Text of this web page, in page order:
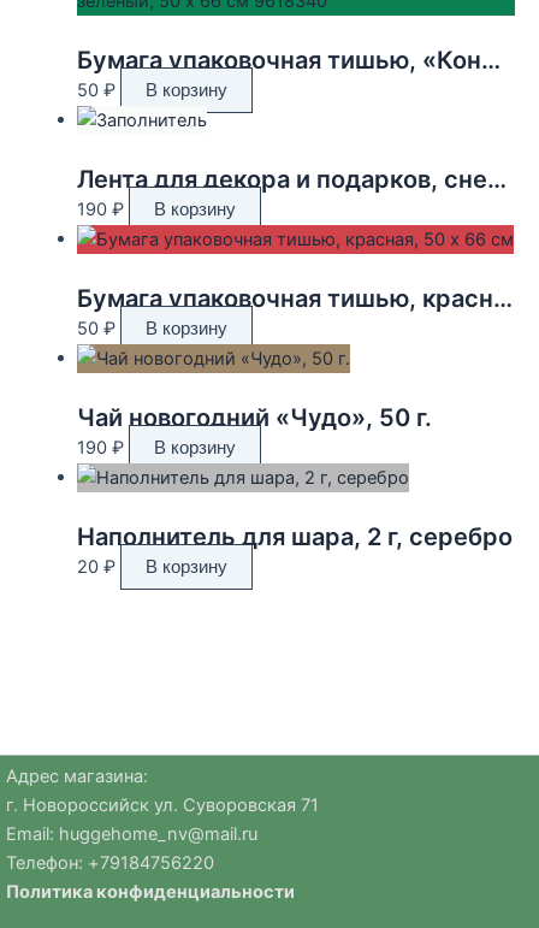
Бумага упаковочная тишью, «Конфетти», тёмно-зелёный, 50 х 66 см 9618340
50 ₽ В корзину
Лента для декора и подарков, снежинки, 2 см х 45 м
190 ₽ В корзину
Бумага упаковочная тишью, красная, 50 х 66 см
50 ₽ В корзину
Чай новогодний «Чудо», 50 г.
190 ₽ В корзину
Наполнитель для шара, 2 г, серебро
20 ₽ В корзину
Адрес магазина:
г. Новороссийск ул. Суворовская 71
Email: huggehome_nv@mail.ru
Телефон: +79184756220
Политика конфиденциальности